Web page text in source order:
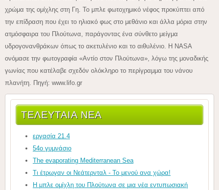
χρώμα της ομίχλης στη Γη. Το μπλε φωτοχημικό νέφος προκύπτει από
την επίδραση που έχει το ηλιακό φως στο μεθάνιο και άλλα μόρια στην
ατμόσφαιρα του Πλούτωνα, παράγοντας ένα σύνθετο μείγμα
υδρογονανθράκων όπως το ακετυλένιο και το αιθυλένιο. Η NASA
ονόμασε την φωτογραφία «Αντίο στον Πλούτωνα», λόγω της μοναδικής
γωνίας που κατέλαβε σχεδόν ολόκληρο το περίγραμμα του νάνου
πλανήτη. Πηγή: www.lifo.gr
ΤΕΛΕΥΤΑΙΑ ΝΕΑ
εργασία 21.4
54ο γυμνάσιο
The evaporating Mediterranean Sea
Τι έτρωγαν οι Νεάτερνταλ - Το μενού ανα χώρα!
Η μπλε ομίχλη του Πλούτωνα σε μια νέα εντυπωσιακή